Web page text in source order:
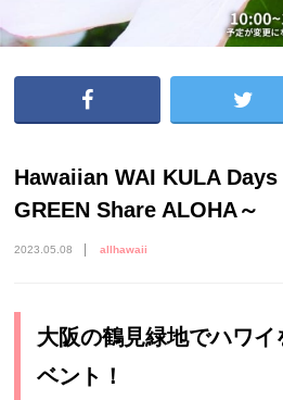
Hawaiian WAI KULA
GREEN Share ALOHA～
2023.05.08 allhawaii
大阪の鶴見緑地でハワ
ベント！